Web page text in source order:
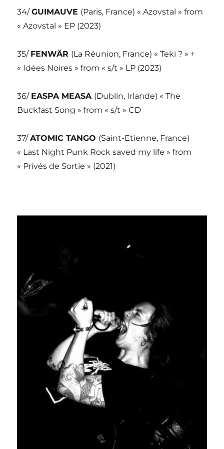
34/GUIMAUVE (Paris, France) « Azovstal » from
« Azovstal » EP (2023)
35/ FENWÄR (La Réunion, France) « Teki ? » +
« Idées Noires » from « s/t » LP (2023)
36/ EASPA MEASA (Dublin, Irlande) « The
Buckfast Song » from « s/t » CD
37/ATOMIC TANGO (Saint-Etienne, France)
« Last Night Punk Rock saved my life » from
« Privés de Sortie » (2021)